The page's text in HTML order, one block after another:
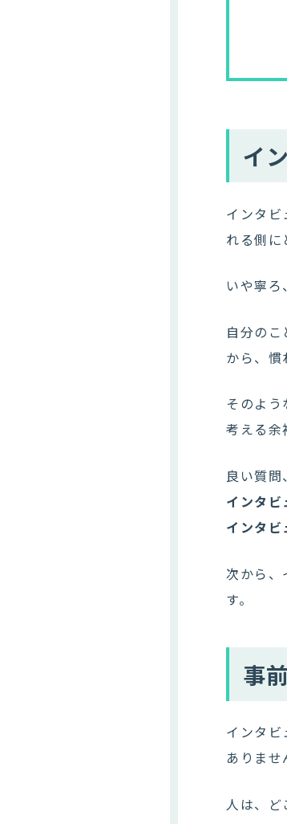
イ
インタ
れる側に
いや寧ろ、
自分の
から、慣
そのよ
考える余
良い質問
インタビ
インタビ
次から、
す。
事
インタ
ありませ
人は、